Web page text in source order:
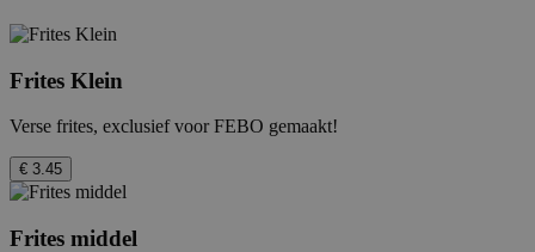
Frites Klein
Verse frites, exclusief voor FEBO gemaakt!
€ 3.45
Frites middel